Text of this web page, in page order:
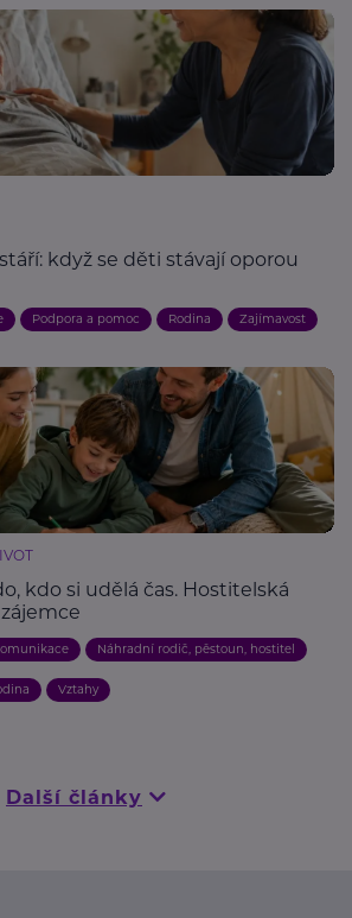
když se děti stávají oporou
Podpora a pomoc Rodina Zajímavost
kdo si udělá čas. Hostitelská
Náhradní rodič, pěstoun, hostitel
Vztahy
Další články